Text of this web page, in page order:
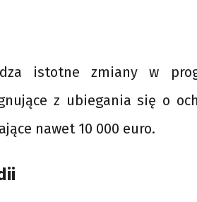
istotne zmiany w
z ubiegania się o
nawet 10 000 euro.